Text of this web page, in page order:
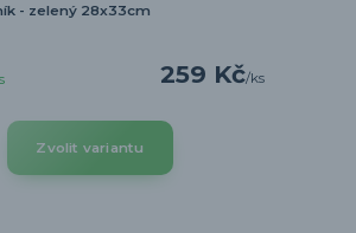
- zelený 28x33cm
259 Kč/ks
Zvolit variantu